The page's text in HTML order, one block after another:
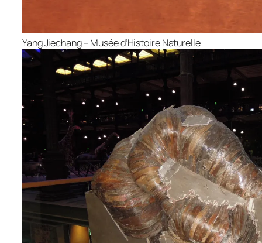
Yang Jiechang – Musée d’Histoire Naturelle